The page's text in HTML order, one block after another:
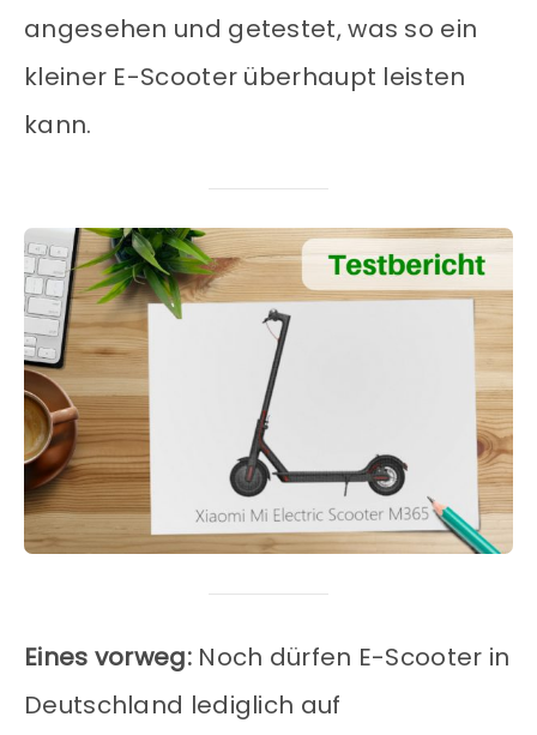
angesehen und getestet, was so ein
kleiner E-Scooter überhaupt leisten
kann.
Eines vorweg:Noch dürfen E-Scooter in
Deutschland lediglich auf